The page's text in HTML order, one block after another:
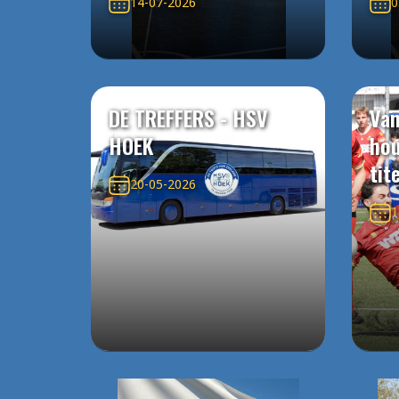
DE TREFFERS - HSV
HOEK
20-05-2026